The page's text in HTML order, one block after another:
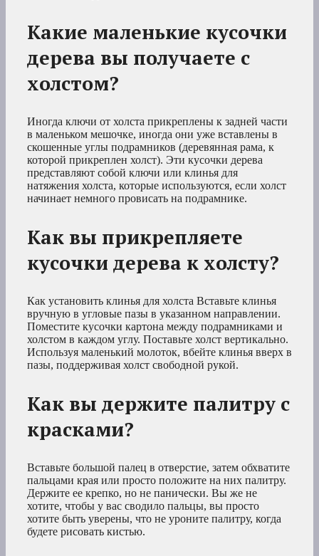
Какие маленькие кусочки
дерева вы получаете с
холстом?
Иногда ключи от холста прикреплены к задней части
в маленьком мешочке, иногда они уже вставлены в
скошенные углы подрамников (деревянная рама, к
которой прикреплен холст). Эти кусочки дерева
представляют собой ключи или клинья для
натяжения холста, которые используются, если холст
начинает немного провисать на подрамнике.
Как вы прикрепляете
кусочки дерева к холсту?
Как установить клинья для холста Вставьте клинья
вручную в угловые пазы в указанном направлении.
Поместите кусочки картона между подрамниками и
холстом в каждом углу. Поставьте холст вертикально.
Используя маленький молоток, вбейте клинья вверх в
пазы, поддерживая холст свободной рукой.
Как вы держите палитру с
красками?
Вставьте большой палец в отверстие, затем обхватите
пальцами края или просто положите на них палитру.
Держите ее крепко, но не панически. Вы же не
хотите, чтобы у вас сводило пальцы, вы просто
хотите быть уверены, что не уроните палитру, когда
будете рисовать кистью.